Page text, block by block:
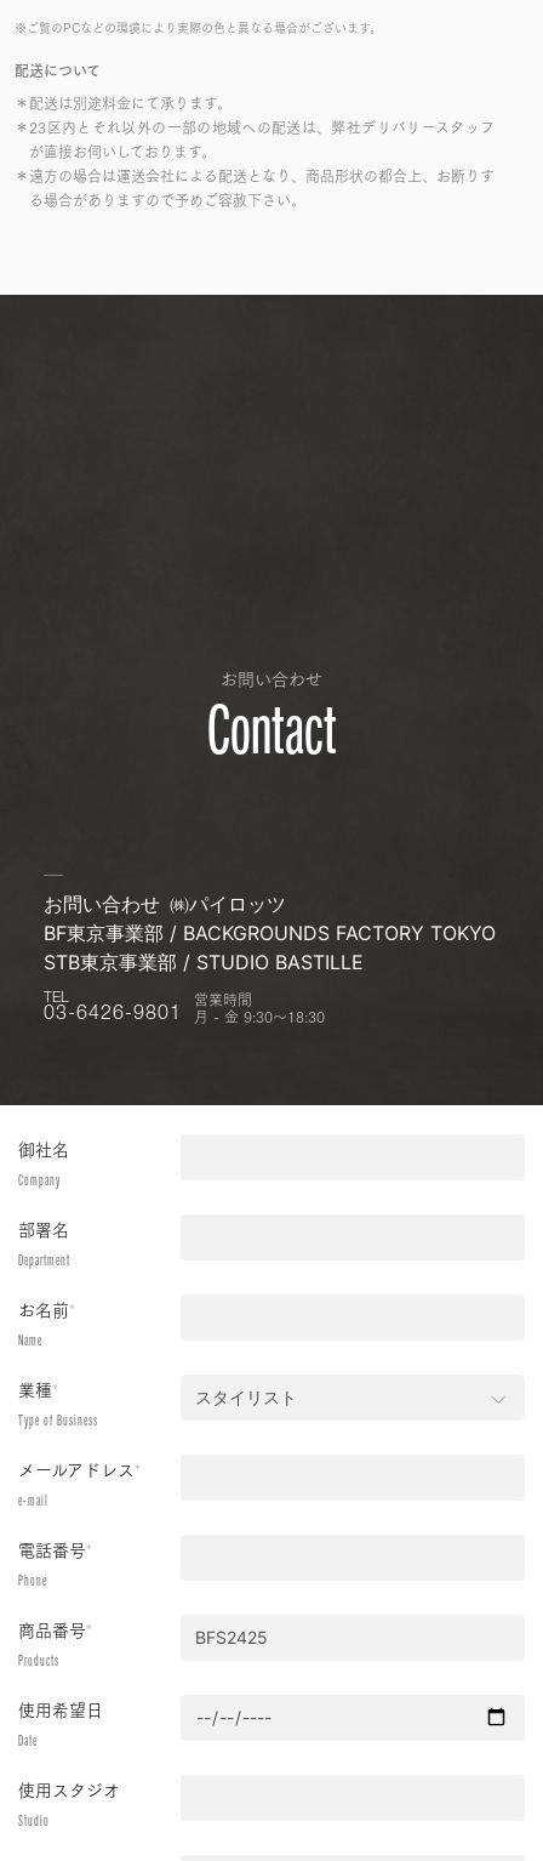
※ご覧のPCなどの環境により実際の色と異なる場合がございます。
配送について
＊配送は別途料金にて承ります。
＊23区内とそれ以外の一部の地域への配送は、弊社デリバリースタッフ
が直接お伺いしております。
＊遠方の場合は運送会社による配送となり、商品形状の都合上、お断りす
る場合がありますので予めご容赦下さい。
お問い合わせ
Contact
お問い合わせ ㈱パイロッツ
BF東京事業部 / BACKGROUNDS FACTORY TOKYO
STB東京事業部 / STUDIO BASTILLE
TEL
03-6426-9801
営業時間
月 - 金 9:30〜18:30
御社名
Company
部署名
Department
お名前*
Name
業種*
Type of Business
メールアドレス*
e-mail
電話番号*
Phone
商品番号*
Products
使用希望日
Date
使用スタジオ
Studio